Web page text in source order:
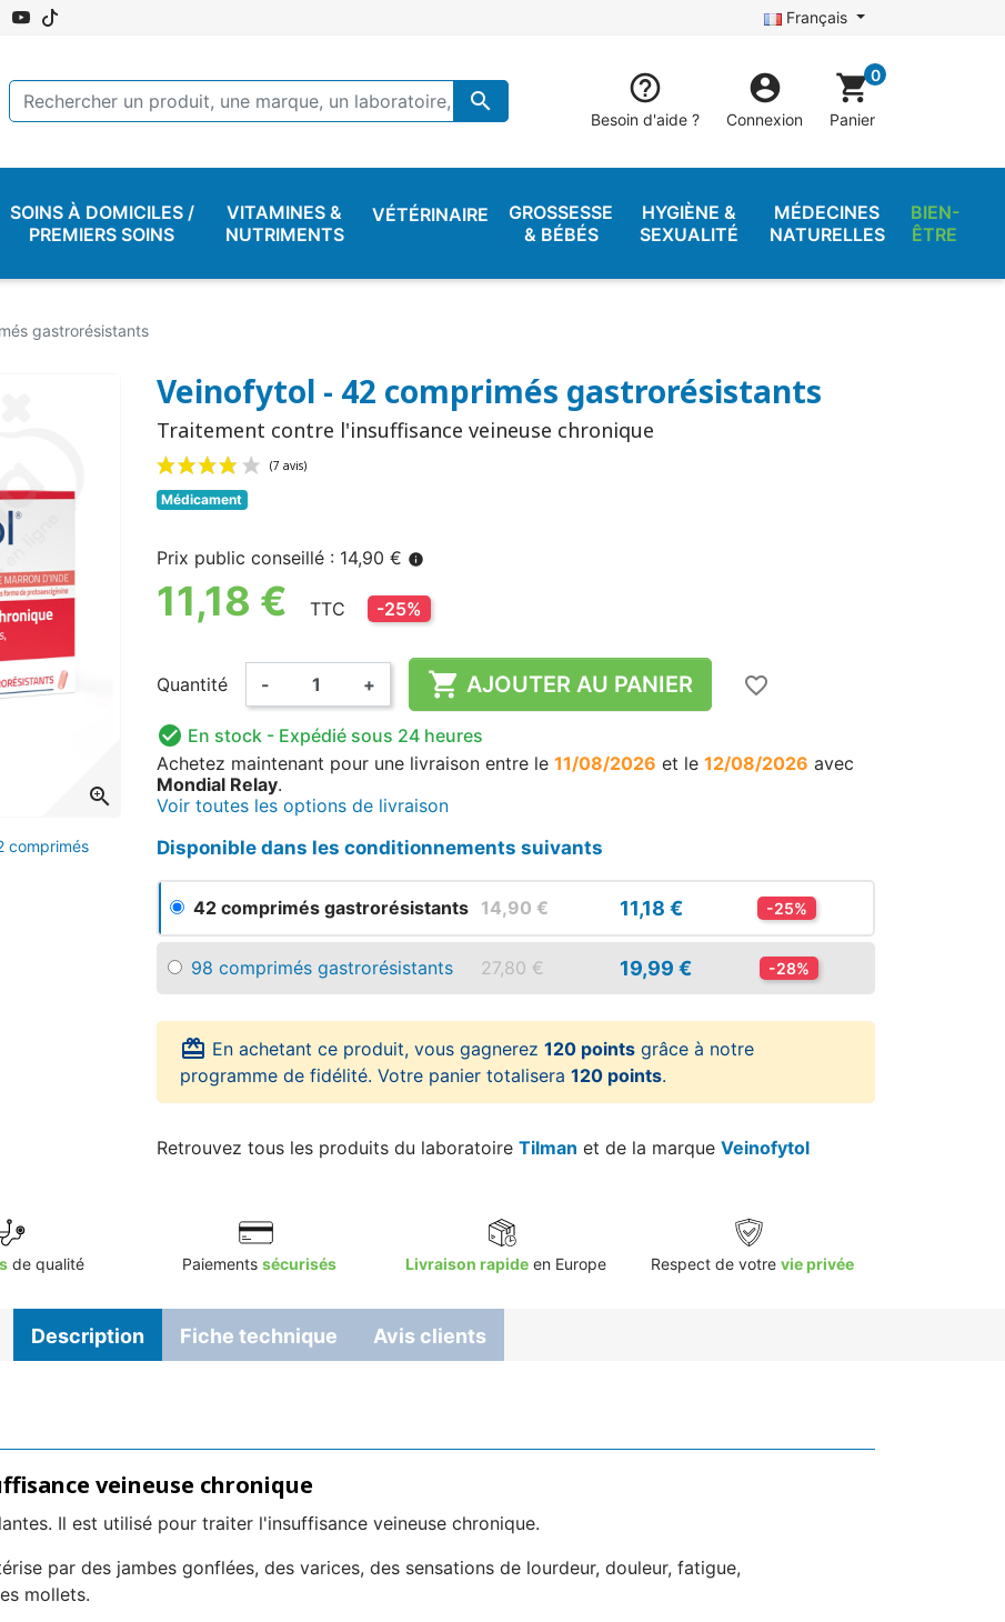
Français
 
Besoin d'aide ?

Connexion
shopping_cart0
Panier
SOINS À DOMICILES /
PREMIERS SOINS
VITAMINES &
NUTRIMENTS
VÉTÉRINAIRE
GROSSESSE
& BÉBÉS
HYGIÈNE &
SEXUALITÉ
MÉDECINES
NATURELLES
BIEN-
ÊTRE
gastrorésistants
zoom_in
comprimés
Veinofytol - 42 comprimés gastrorésistants
Traitement contre l'insuffisance veineuse chronique
Médicament
Prix public conseillé : 14,90 € info
11,18 € TTC -25%
Quantité - +  AJOUTER AU PANIER
favorite_border
 En stock - Expédié sous 24 heures
Achetez maintenant pour une livraison entre le 11/08/2026 et le 12/08/2026 avec
Mondial Relay.
Voir toutes les options de livraison
Disponible dans les conditionnements suivants
42 comprimés gastrorésistants 14,90 € 11,18 € -25%
98 comprimés gastrorésistants 27,80 € 19,99 € -28%
card_giftcard En achetant ce produit, vous gagnerez 120 pointsgrâce à notre
programme de fidélité. Votre panier totalisera 120 points.
Retrouvez tous les produits du laboratoire Tilman et de la marque Veinofytol
de qualité Paiements sécurisés Livraison rapideen Europe Respect de votre vie privée
Description Fiche technique Avis clients
veineuse chronique
Il est utilisé pour traiter l'insuffisance veineuse chronique.
par des jambes gonflées, des varices, des sensations de lourdeur, douleur, fatigue,
mollets.